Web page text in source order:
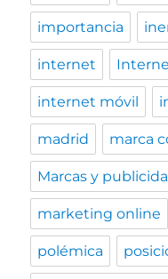
importancia
internet
internet móvil
madrid marca
Marcas y
marketing online
polémica